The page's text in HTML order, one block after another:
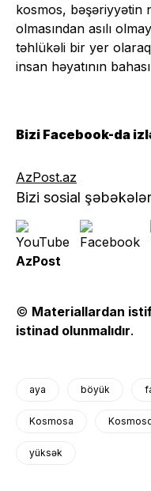
kosmos, bəşəriyyətin
olmasından asılı
təhlükəli bir yer olaraq
insan həyatının
Bizi Facebook-da
AzPost.az
Bizi sosial
AzPost
© Materiallardan
istinad olunmalıdır.
aya böyük
Kosmosa
yüksək